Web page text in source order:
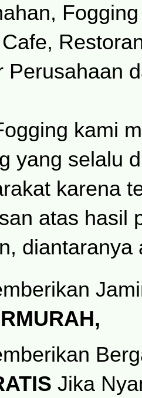
Perusahaan
kami
yang selalu
karena
atas hasil
diantaranya
Jika